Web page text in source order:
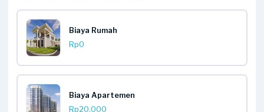
Biaya Rumah
Rp0
Biaya Apartemen
Rp20.000